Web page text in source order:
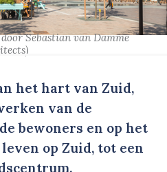
door Sebastian van Damme
het hart van Zuid,
van de
bewoners en op het
op Zuid, tot een